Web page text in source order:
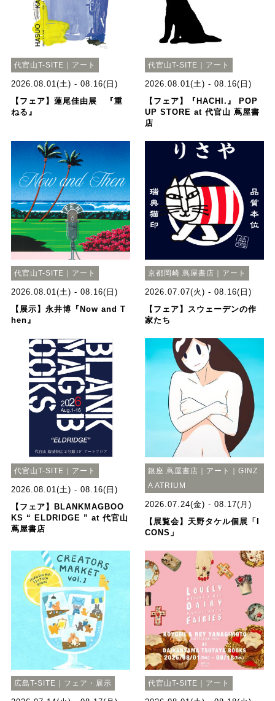
代官山T-SITE｜アート
2026.08.01(土) - 08.16(日)
【フェア】蓮尾佳由展 『重
ねる』
代官山T-SITE｜アート
2026.08.01(土) - 08.16(日)
【フェア】『HACHI.』 POP
UP STORE at 代官山 蔦屋書
店
代官山T-SITE｜アート
2026.08.01(土) - 08.16(日)
【展示】永井博『Now and T
hen』
京都岡崎 蔦屋書店｜アート
2026.07.07(火) - 08.16(日)
【フェア】スウェーデンの作
家たち
代官山T-SITE｜アート
2026.08.01(土) - 08.16(日)
【フェア】BLANKMAGBOO
KS “ ELDRIDGE ” at 代官山
蔦屋書店
銀座 蔦屋書店｜アート｜GINZ
A ATRIUM
2026.07.24(金) - 08.17(月)
【展覧会】天野タケル個展「I
CONS」
広島T-SITE｜フェア・展示 代官山T-SITE｜アート